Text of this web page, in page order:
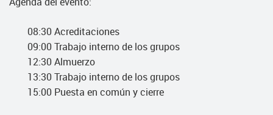
08:30 Acreditaciones
09:00 Trabajo interno de los grupos
12:30 Almuerzo
13:30 Trabajo interno de los grupos
15:00 Puesta en común y cierre